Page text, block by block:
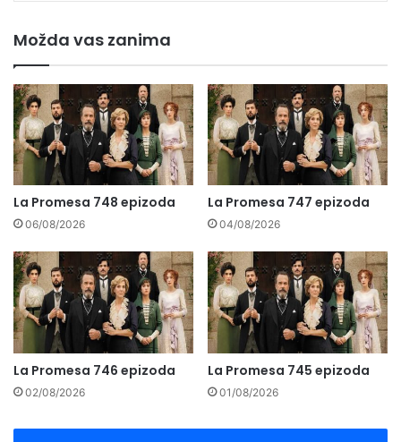
Možda vas zanima
La Promesa 748 epizoda
06/08/2026
La Promesa 747 epizoda
04/08/2026
La Promesa 746 epizoda
02/08/2026
La Promesa 745 epizoda
01/08/2026